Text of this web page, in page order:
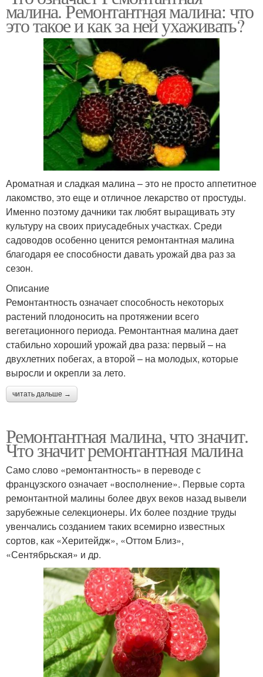
малина. Ремонтантная малина: что
это такое и как за ней ухаживать?
Ароматная и сладкая малина – это не просто аппетитное
лакомство, это еще и отличное лекарство от простуды.
Именно поэтому дачники так любят выращивать эту
культуру на своих приусадебных участках. Среди
садоводов особенно ценится ремонтантная малина
благодаря ее способности давать урожай два раз за
сезон.
Описание
Ремонтантность означает способность некоторых
растений плодоносить на протяжении всего
вегетационного периода. Ремонтантная малина дает
стабильно хороший урожай два раза: первый – на
двухлетних побегах, а второй – на молодых, которые
выросли и окрепли за лето.
читать дальше →
Ремонтантная малина, что значит.
Что значит ремонтантная малина
Само слово «ремонтантность» в переводе с
французского означает «восполнение». Первые сорта
ремонтантной малины более двух веков назад вывели
зарубежные селекционеры. Их более поздние труды
увенчались созданием таких всемирно известных
сортов, как «Херитейдж», «Оттом Близ»,
«Сентябрьская» и др.